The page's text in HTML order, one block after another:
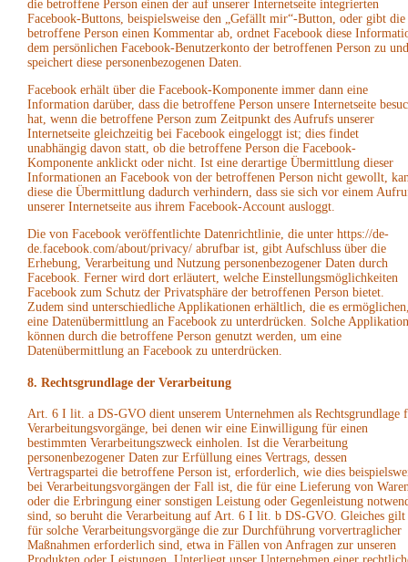
die betroffene Person einen der auf unserer Internetseite integrierten
Facebook-Buttons, beispielsweise den „Gefällt mir“-Button, oder gibt die
betroffene Person einen Kommentar ab, ordnet Facebook diese
dem persönlichen Facebook-Benutzerkonto der betroffenen Person zu und
speichert diese personenbezogenen Daten.
Facebook erhält über die Facebook-Komponente immer dann eine
Information darüber, dass die betroffene Person unsere Internetseite
hat, wenn die betroffene Person zum Zeitpunkt des Aufrufs unserer
Internetseite gleichzeitig bei Facebook eingeloggt ist; dies findet
unabhängig davon statt, ob die betroffene Person die Facebook-
Komponente anklickt oder nicht. Ist eine derartige Übermittlung dieser
Informationen an Facebook von der betroffenen Person nicht gewollt,
diese die Übermittlung dadurch verhindern, dass sie sich vor einem
unserer Internetseite aus ihrem Facebook-Account ausloggt.
Die von Facebook veröffentlichte Datenrichtlinie, die unter https://de-
de.facebook.com/about/privacy/ abrufbar ist, gibt Aufschluss über die
Erhebung, Verarbeitung und Nutzung personenbezogener Daten durch
Facebook. Ferner wird dort erläutert, welche Einstellungsmöglichkeiten
Facebook zum Schutz der Privatsphäre der betroffenen Person bietet.
Zudem sind unterschiedliche Applikationen erhältlich, die es
eine Datenübermittlung an Facebook zu unterdrücken. Solche
können durch die betroffene Person genutzt werden, um eine
Datenübermittlung an Facebook zu unterdrücken.
8. Rechtsgrundlage der Verarbeitung
Art. 6 I lit. a DS-GVO dient unserem Unternehmen als Rechtsgrundlage
Verarbeitungsvorgänge, bei denen wir eine Einwilligung für einen
bestimmten Verarbeitungszweck einholen. Ist die Verarbeitung
personenbezogener Daten zur Erfüllung eines Vertrags, dessen
Vertragspartei die betroffene Person ist, erforderlich, wie dies
bei Verarbeitungsvorgängen der Fall ist, die für eine Lieferung von
oder die Erbringung einer sonstigen Leistung oder Gegenleistung
sind, so beruht die Verarbeitung auf Art. 6 I lit. b DS-GVO. Gleiches gilt
für solche Verarbeitungsvorgänge die zur Durchführung vorvertraglicher
Maßnahmen erforderlich sind, etwa in Fällen von Anfragen zur unseren